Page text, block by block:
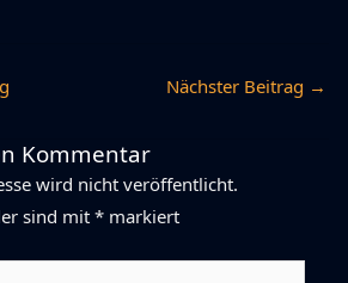
Nächster Beitrag →
Kommentar
wird nicht veröffentlicht.
sind mit * markiert